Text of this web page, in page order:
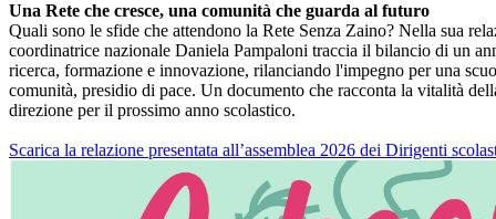
Una Rete che cresce, una comunità che guarda al futuro
Quali sono le sfide che attendono la Rete Senza Zaino? Nella sua
coordinatrice nazionale Daniela Pampaloni traccia il bilancio di un
ricerca, formazione e innovazione, rilanciando l'impegno per una
comunità, presidio di pace. Un documento che racconta la vitalità
direzione per il prossimo anno scolastico.
Scarica la relazione presentata all’assemblea 2026 dei Dirigenti